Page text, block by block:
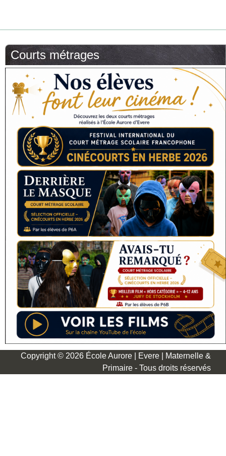
Courts métrages
Copyright © 2026 École Aurore | Evere | Maternelle &
Primaire - Tous droits réservés